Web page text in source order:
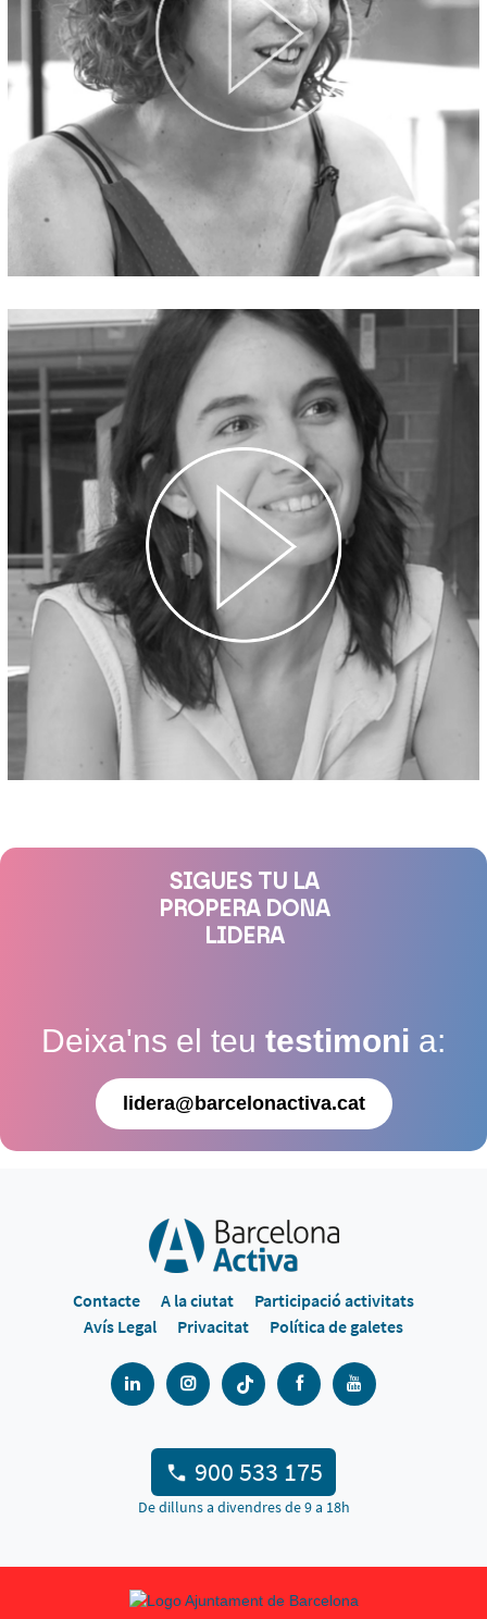
SIGUES TU LA
PROPERA DONA
LIDERA
Deixa'ns el teu testimoni a:
lidera@barcelonactiva.cat
Contacte A la ciutat
Participació activitats
Avís Legal
Privacitat Política de galetes
900 533 175
De dilluns a divendres de 9 a 18h